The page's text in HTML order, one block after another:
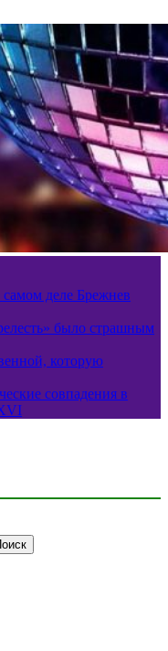
деле Брежнев
было страшным
которую
совпадения в